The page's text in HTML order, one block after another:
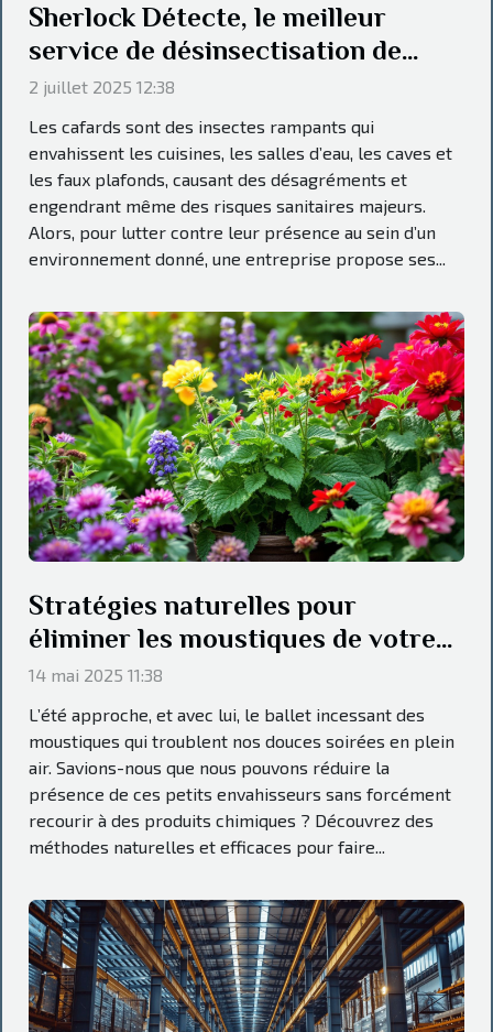
Sherlock Détecte, le meilleur
service de désinsectisation de
cafard dans la Sarthe
2 juillet 2025 12:38
Les cafards sont des insectes rampants qui
envahissent les cuisines, les salles d’eau, les caves et
les faux plafonds, causant des désagréments et
engendrant même des risques sanitaires majeurs.
Alors, pour lutter contre leur présence au sein d’un
environnement donné, une entreprise propose ses...
Stratégies naturelles pour
éliminer les moustiques de votre
jardin
14 mai 2025 11:38
L’été approche, et avec lui, le ballet incessant des
moustiques qui troublent nos douces soirées en plein
air. Savions-nous que nous pouvons réduire la
présence de ces petits envahisseurs sans forcément
recourir à des produits chimiques ? Découvrez des
méthodes naturelles et efficaces pour faire...